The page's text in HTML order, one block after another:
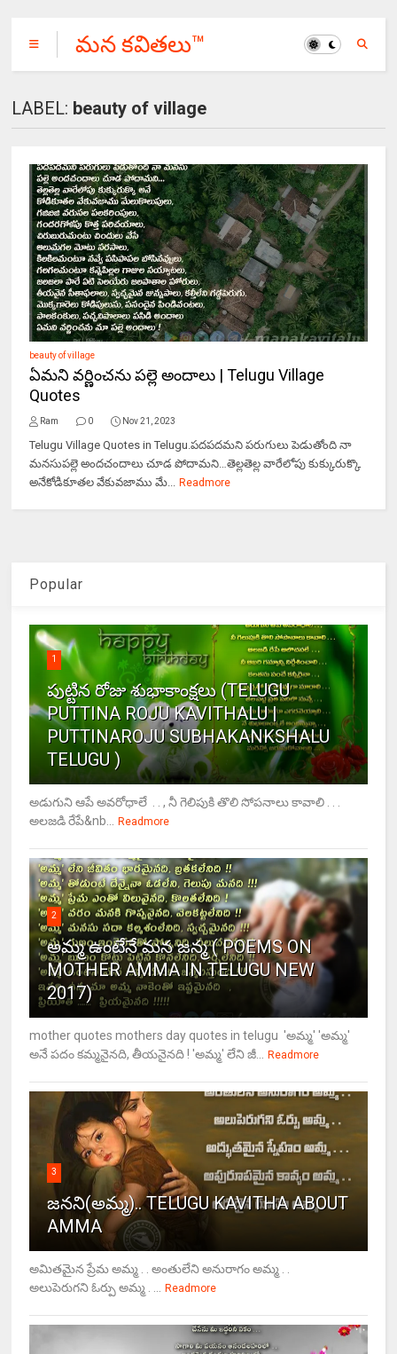
మన కవితలు™
LABEL: beauty of village
beauty of village
ఏమని వర్ణించను పల్లె అందాలు | Telugu Village
Quotes
Ram 0 Nov 21, 2023
Telugu Village Quotes in Telugu.పదపదమని పరుగులు పెడుతోంది నా
మనసుపల్లె అందచందాలు చూడ పోదామని…తెల్లతెల్ల వారేలోపు కుక్కురుక్కొ
అనేకోడికూతల వేకువజాము మే... Readmore
Popular
1
పుట్టిన రోజు శుభాకాంక్షలు (TELUGU
PUTTINA ROJU KAVITHALU |
PUTTINAROJU SUBHAKANKSHALU
TELUGU )
అడుగుని ఆపే అవరోధాలే . . , నీ గెలిపుకి తొలి సోపనాలు కావాలి . . .
అలజడి రేపే&nb...
Readmore
2
అమ్మ ఉంటేనే మన జన్మ ( POEMS ON
MOTHER AMMA IN TELUGU NEW
2017)
mother quotes mothers day quotes in telugu 'అమ్మ' 'అమ్మ'
అనే పదం కమ్మనైనది, తీయనైనది ! 'అమ్మ' లేని జీ...
Readmore
3
జనని(అమ్మ).. TELUGU KAVITHA ABOUT
AMMA
అమితమైన ప్రేమ అమ్మ . . అంతులేని అనురాగం అమ్మ . .
అలుపెరుగని ఓర్పు అమ్మ . ...
Readmore